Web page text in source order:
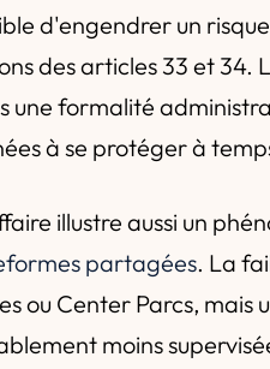
d'engendrer un
des articles 33 et 34.
une formalité
à se protéger à
illustre aussi un
partagées. La
ou Center Parcs,
moins